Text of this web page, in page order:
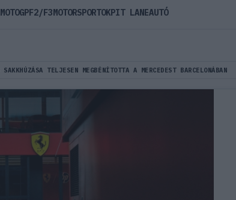
TELJESEN MEGBÉNÍTOTTA A MERCEDEST BARCELONÁBAN
MOTOGPF2/F3MOTORSPORTOKPIT LANEAUTÓ